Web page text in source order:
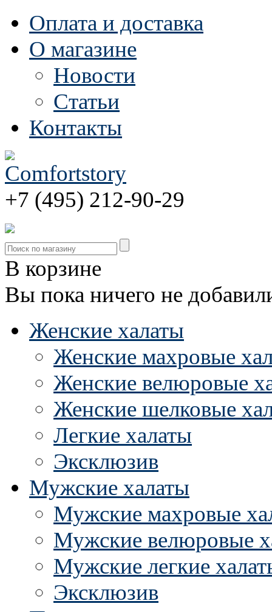
Оплата и доставка
О магазине
Новости
Статьи
Контакты
+7 (495) 212-90-29
В корзине
Вы пока ничего не
Женские халаты
Женские махровые
Женские велюровые
Женские шелковые
Легкие халаты
Эксклюзив
Мужские халаты
Мужские махровые
Мужские велюровые
Мужские легкие
Эксклюзив